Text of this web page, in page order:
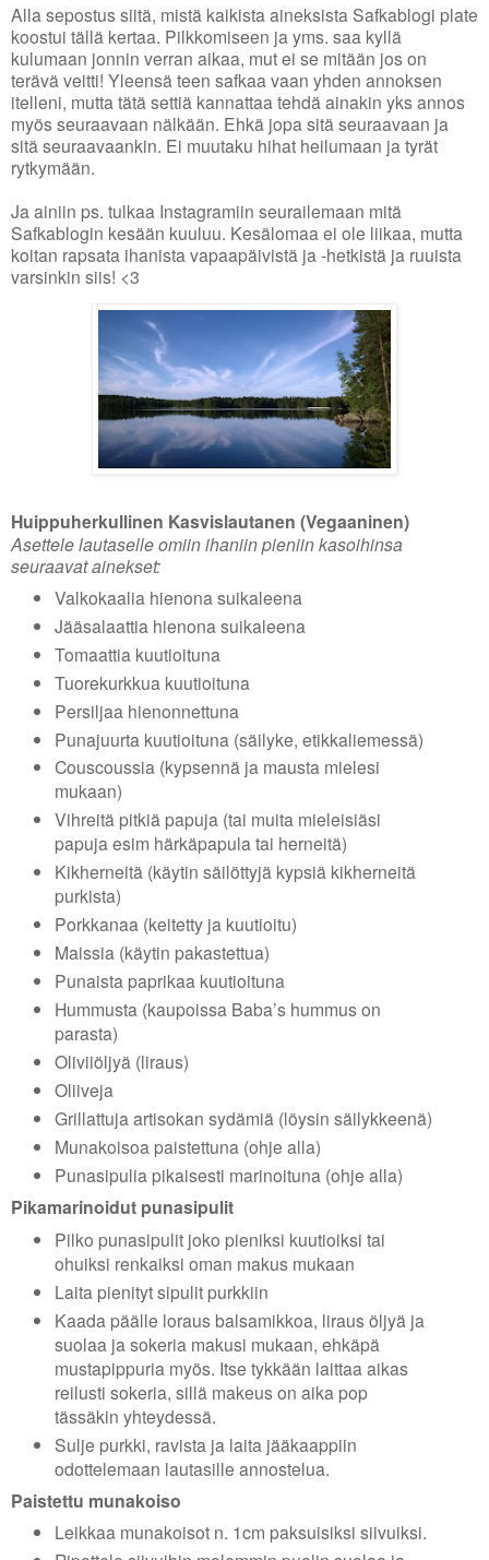
Alla sepostus siitä, mistä kaikista aineksista Safkablogi plate
koostui tällä kertaa. Pilkkomiseen ja yms. saa kyllä
kulumaan jonnin verran aikaa, mut ei se mitään jos on
terävä veitti! Yleensä teen safkaa vaan yhden annoksen
itelleni, mutta tätä settiä kannattaa tehdä ainakin yks annos
myös seuraavaan nälkään. Ehkä jopa sitä seuraavaan ja
sitä seuraavaankin. Ei muutaku hihat heilumaan ja tyrät
rytkymään.
Ja ainiin ps. tulkaa Instagramiin seurailemaan mitä
Safkablogin kesään kuuluu. Kesälomaa ei ole liikaa, mutta
koitan rapsata ihanista vapaapäivistä ja -hetkistä ja ruuista
varsinkin siis! <3
Huippuherkullinen Kasvislautanen (Vegaaninen)
Asettele lautaselle omiin ihaniin pieniin kasoihinsa
seuraavat ainekset:
Valkokaalia hienona suikaleena
Jääsalaattia hienona suikaleena
Tomaattia kuutioituna
Tuorekurkkua kuutioituna
Persiljaa hienonnettuna
Punajuurta kuutioituna (säilyke, etikkaliemessä)
Couscoussia (kypsennä ja mausta mielesi
mukaan)
Vihreitä pitkiä papuja (tai muita mieleisiäsi
papuja esim härkäpapula tai herneitä)
Kikherneitä (käytin säilöttyjä kypsiä kikherneitä
purkista)
Porkkanaa (keitetty ja kuutioitu)
Maissia (käytin pakastettua)
Punaista paprikaa kuutioituna
Hummusta (kaupoissa Baba’s hummus on
parasta)
Oliviiöljyä (liraus)
Oliiveja
Grillattuja artisokan sydämiä (löysin säilykkeenä)
Munakoisoa paistettuna (ohje alla)
Punasipulia pikaisesti marinoituna (ohje alla)
Pikamarinoidut punasipulit
Pilko punasipulit joko pieniksi kuutioiksi tai
ohuiksi renkaiksi oman makus mukaan
Laita pienityt sipulit purkkiin
Kaada päälle loraus balsamikkoa, liraus öljyä ja
suolaa ja sokeria makusi mukaan, ehkäpä
mustapippuria myös. Itse tykkään laittaa aikas
reilusti sokeria, sillä makeus on aika pop
tässäkin yhteydessä.
Sulje purkki, ravista ja laita jääkaappiin
odottelemaan lautasille annostelua.
Paistettu munakoiso
Leikkaa munakoisot n. 1cm paksuisiksi siivuiksi.